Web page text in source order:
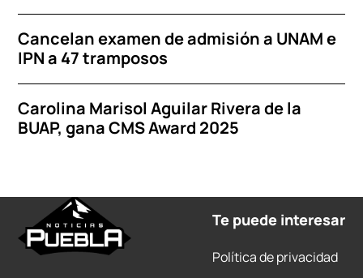
Cancelan examen de admisión a UNAM e
IPN a 47 tramposos
Carolina Marisol Aguilar Rivera de la
BUAP, gana CMS Award 2025
Te puede interesar
Política de privacidad